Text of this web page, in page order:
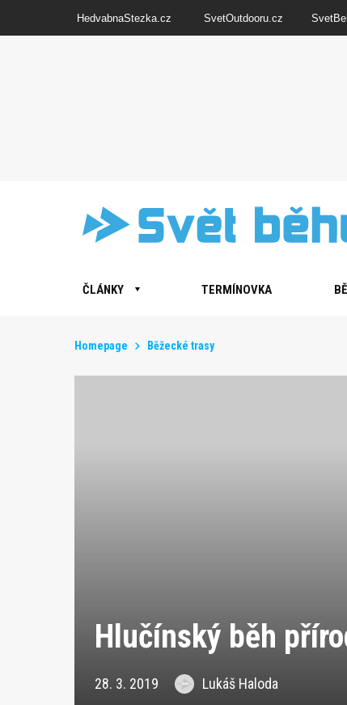
HedvabnaStezka.cz SvetOutdooru.cz
ČLÁNKY TERMÍNOVKA
Homepage Běžecké trasy
Hlučínský běh
28. 3. 2019 Lukáš Haloda